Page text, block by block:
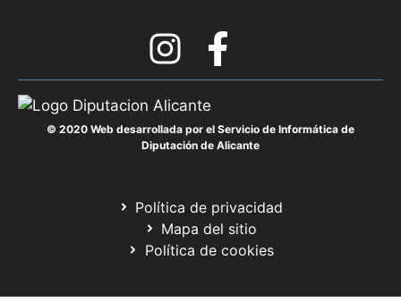
© 2020 Web desarrollada por el Servicio de Informática de
Diputación de Alicante
Política de privacidad
Mapa del sitio
Política de cookies